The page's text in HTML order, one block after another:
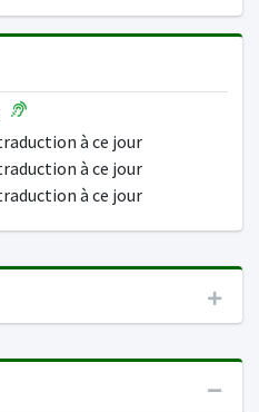
à ce jour
à ce jour
à ce jour